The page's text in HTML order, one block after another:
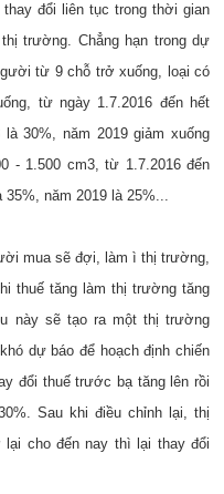
đổi liên tục trong thời gian
trường. Chẳng hạn trong dự
từ 9 chỗ trở xuống, loại có
từ ngày 1.7.2016 đến hết
30%, năm 2019 giảm xuống
- 1.500 cm3, từ 1.7.2016 đến
35%, năm 2019 là 25%...
mua sẽ đợi, làm ì thị trường,
thuế tăng làm thị trường tăng
này sẽ tạo ra một thị trường
dự báo để hoạch định chiến
đổi thuế trước bạ tăng lên rồi
Sau khi điều chỉnh lại, thị
cho đến nay thì lại thay đổi